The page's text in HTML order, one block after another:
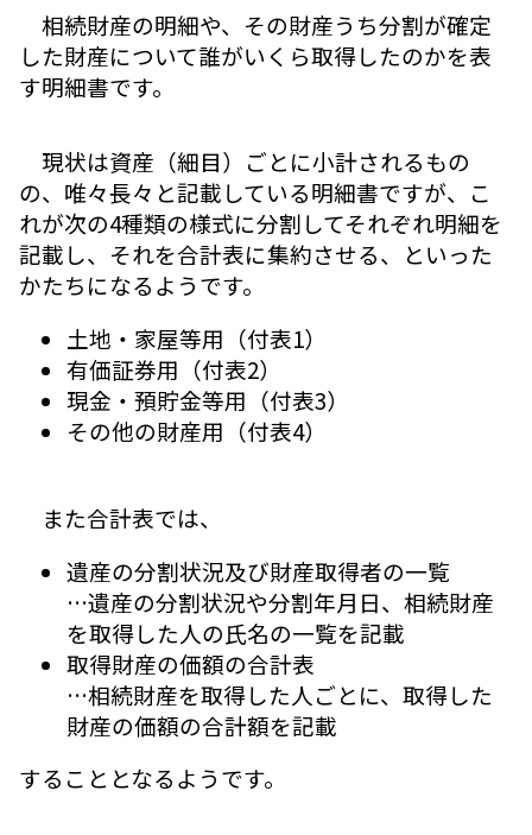
相続財産の明細や、その財産うち分割が確定
した財産について誰がいくら取得したのかを表
す明細書です。
現状は資産（細目）ごとに小計されるもの
の、唯々長々と記載している明細書ですが、こ
れが次の4種類の様式に分割してそれぞれ明細を
記載し、それを合計表に集約させる、といった
かたちになるようです。
土地・家屋等用（付表1）
有価証券用（付表2）
現金・預貯金等用（付表3）
その他の財産用（付表4）
また合計表では、
遺産の分割状況及び財産取得者の一覧
…遺産の分割状況や分割年月日、相続財産
を取得した人の氏名の一覧を記載
取得財産の価額の合計表
…相続財産を取得した人ごとに、取得した
財産の価額の合計額を記載
することとなるようです。